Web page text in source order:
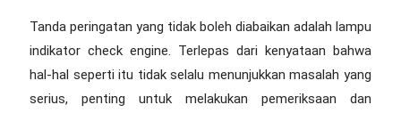
Tanda peringatan yang tidak boleh diabaikan adalah lampu
indikator check engine. Terlepas dari kenyataan bahwa
hal-hal seperti itu tidak selalu menunjukkan masalah yang
serius, penting untuk melakukan pemeriksaan dan